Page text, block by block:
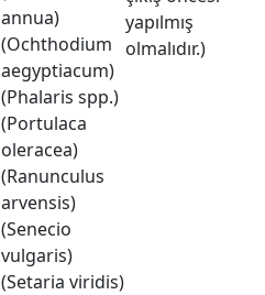
yapılmış
olmalıdır.)
annua)
(Ochthodium
aegyptiacum)
(Phalaris spp.)
(Portulaca
oleracea)
(Ranunculus
arvensis)
(Senecio
vulgaris)
(Setaria viridis)